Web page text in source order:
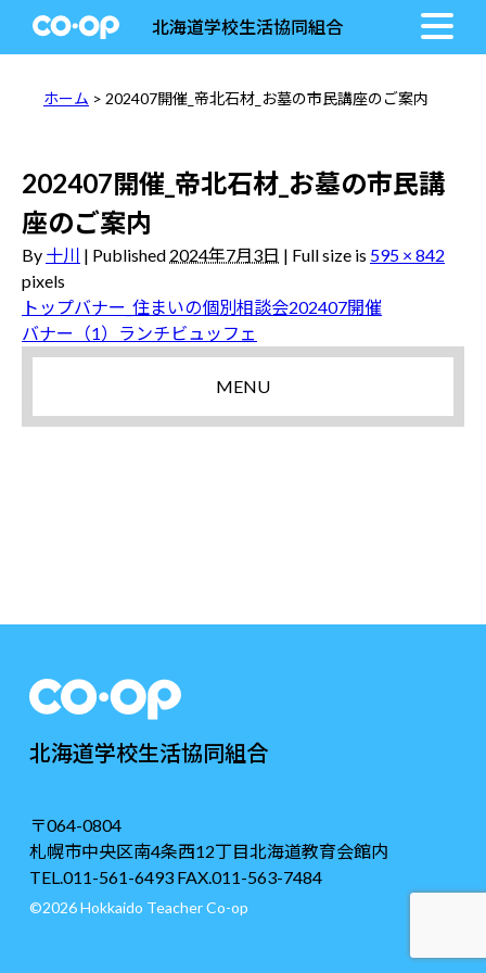
北海道学校生活協同組合
ホーム > 202407開催_帝北石材_お墓の市民講座のご案内
202407開催_帝北石材_お墓の市民講
座のご案内
By 十川 | Published 2024年7月3日 | Full size is 595 × 842
pixels
トップバナー_住まいの個別相談会202407開催
バナー（1）ランチビュッフェ
MENU
北海道学校生活協同組合
〒064-0804
札幌市中央区南4条西12丁目北海道教育会館内
TEL.011-561-6493 FAX.011-563-7484
©2026 Hokkaido Teacher Co-op